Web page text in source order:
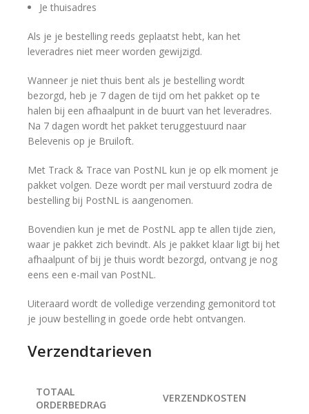
Je thuisadres
Als je je bestelling reeds geplaatst hebt, kan het
leveradres niet meer worden gewijzigd.
Wanneer je niet thuis bent als je bestelling wordt
bezorgd, heb je 7 dagen de tijd om het pakket op te
halen bij een afhaalpunt in de buurt van het leveradres.
Na 7 dagen wordt het pakket teruggestuurd naar
Belevenis op je Bruiloft.
Met Track & Trace van PostNL kun je op elk moment je
pakket volgen. Deze wordt per mail verstuurd zodra de
bestelling bij PostNL is aangenomen.
Bovendien kun je met de PostNL app te allen tijde zien,
waar je pakket zich bevindt. Als je pakket klaar ligt bij het
afhaalpunt of bij je thuis wordt bezorgd, ontvang je nog
eens een e-mail van PostNL.
Uiteraard wordt de volledige verzending gemonitord tot
je jouw bestelling in goede orde hebt ontvangen.
Verzendtarieven
TOTAAL
ORDERBEDRAG
VERZENDKOSTEN